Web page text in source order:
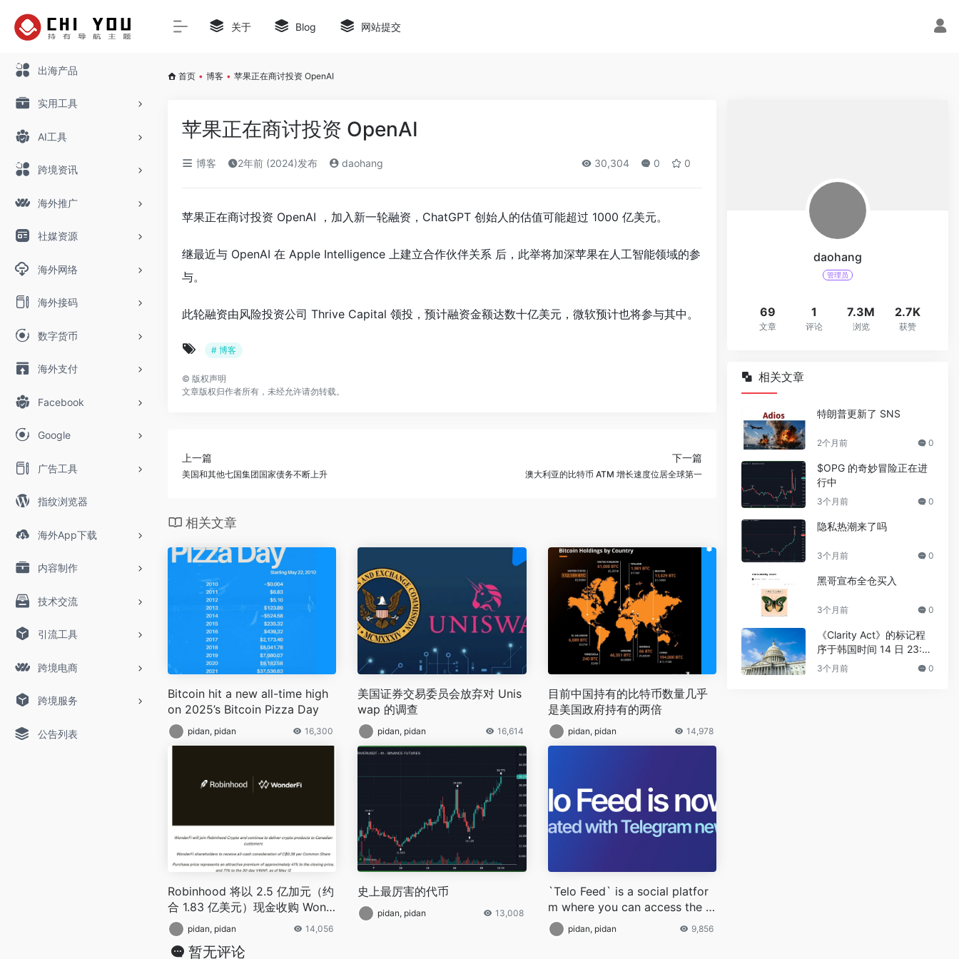
出海产品
实用工具
AI工具
跨境资讯
海外推广
社媒资源
海外网络
海外接码
数字货币
海外支付
Facebook
Google
广告工具
指纹浏览器
海外App下载
内容制作
技术交流
引流工具
跨境电商
跨境服务
公告列表
关于 Blog 网站提交
首页 • 博客 • 苹果正在商讨投资 OpenAI
苹果正在商讨投资 OpenAI
博客 2年前 (2024)发布 daohang 30,304 0 0
苹果正在商讨投资 OpenAI ，加入新一轮融资，ChatGPT 创始人的估值可能超过 1000 亿美元。
继最近与 OpenAI 在 Apple Intelligence 上建立合作伙伴关系 后，此举将加深苹果在人工智能领域的参
与。
此轮融资由风险投资公司 Thrive Capital 领投，预计融资金额达数十亿美元，微软预计也将参与其中。
# 博客
© 版权声明
文章版权归作者所有，未经允许请勿转载。
上一篇
美国和其他七国集团国家债务不断上升
下一篇
澳大利亚的比特币 ATM 增长速度位居全球第一
相关文章
Bitcoin hit a new all-time high
on 2025’s Bitcoin Pizza Day
pidan, pidan 16,300
美国证券交易委员会放弃对 Unis
wap 的调查
pidan, pidan 16,614
目前中国持有的比特币数量几乎
是美国政府持有的两倍
pidan, pidan 14,978
Robinhood 将以 2.5 亿加元（约
合 1.83 亿美元）现金收购 Wond
erFi pidan, pidan 14,056
史上最厉害的代币
pidan, pidan 13,008
`Telo Feed` is a social platfor
m where you can access the fa
stest crypto news from around
the world
pidan, pidan 9,856
暂无评论
daohang
管理员
69
文章
1
评论
7.3M
浏览
2.7K
获赞
相关文章
特朗普更新了 SNS
2个月前 0
$OPG 的奇妙冒险正在进
行中
3个月前 0
隐私热潮来了吗
3个月前 0
黑哥宣布全仓买入
3个月前 0
《Clarity Act》的标记程
序于韩国时间 14 日 23:3
0 进行
3个月前 0